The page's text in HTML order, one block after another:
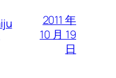
2011 年
10 月 19
日